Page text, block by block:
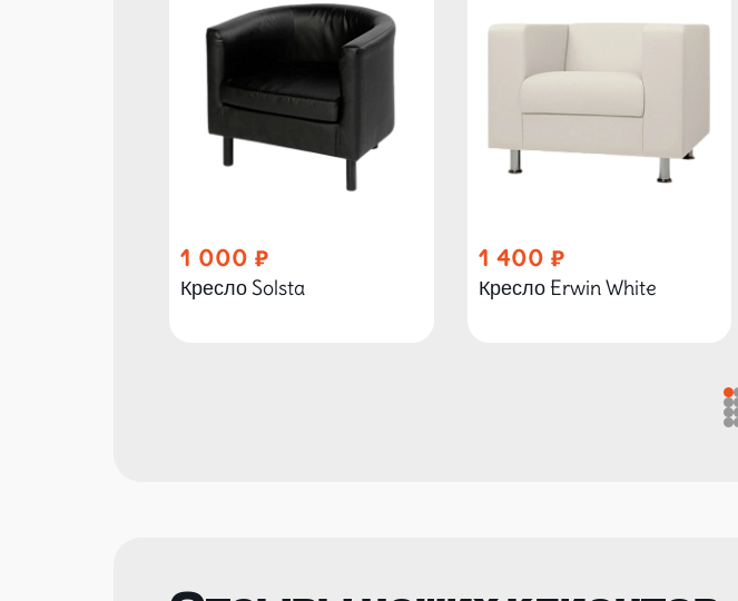
1 000
Кресло Solsta
1 400
Кресло Erwin White